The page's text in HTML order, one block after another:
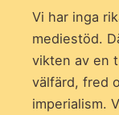
Vi har inga
mediestöd.
vikten av en
välfärd, fred
imperialism.